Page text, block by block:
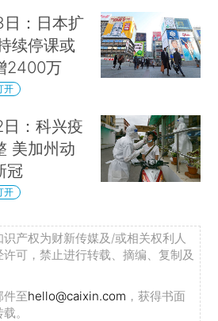
日：日本扩
续停课或
2400万
开
：科兴疫
美加州动
冠
开
产权为财新传媒及/或相关权利人
可，禁止进行转载、摘编、复制及
件至hello@caixin.com ，获得书面
。